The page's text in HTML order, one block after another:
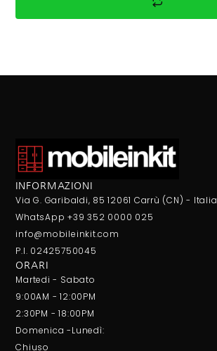
INFORMAZIONI
Via G. Garibaldi, 85 12061 Carrù (CN) - Italia
WhatsApp +39 352 0000 025
info@mobileinkit.com
P.I. 02425750045
ORARI
Martedi - Sabato
9:00AM - 12:00PM
2:30PM - 18:00PM
Domenica -Lunedì:
Chiuso